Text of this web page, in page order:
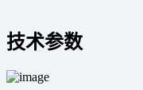
技术参数